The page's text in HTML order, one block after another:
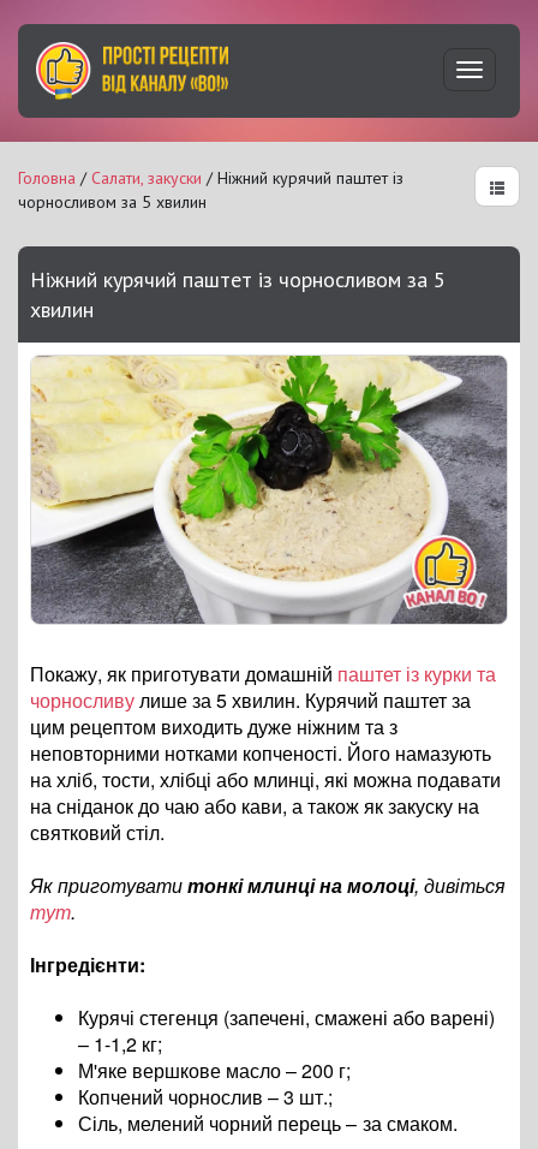
Головна / Салати, закуски / Ніжний курячий паштет із
чорносливом за 5 хвилин
Ніжний курячий паштет із чорносливом за 5
хвилин
Покажу, як приготувати домашній паштет із курки та
чорносливулише за 5 хвилин. Курячий паштет за
цим рецептом виходить дуже ніжним та з
неповторними нотками копченості. Його намазують
на хліб, тости, хлібці або млинці, які можна подавати
на сніданок до чаю або кави, а також як закуску на
святковий стіл.
Як приготуватитонкі млинці на молоці, дивіться
тут.
Інгредієнти:
Курячі стегенця (запечені, смажені або варені)
– 1-1,2 кг;
М'яке вершкове масло – 200 г;
Копчений чорнослив – 3 шт.;
Сіль, мелений чорний перець–за смаком.